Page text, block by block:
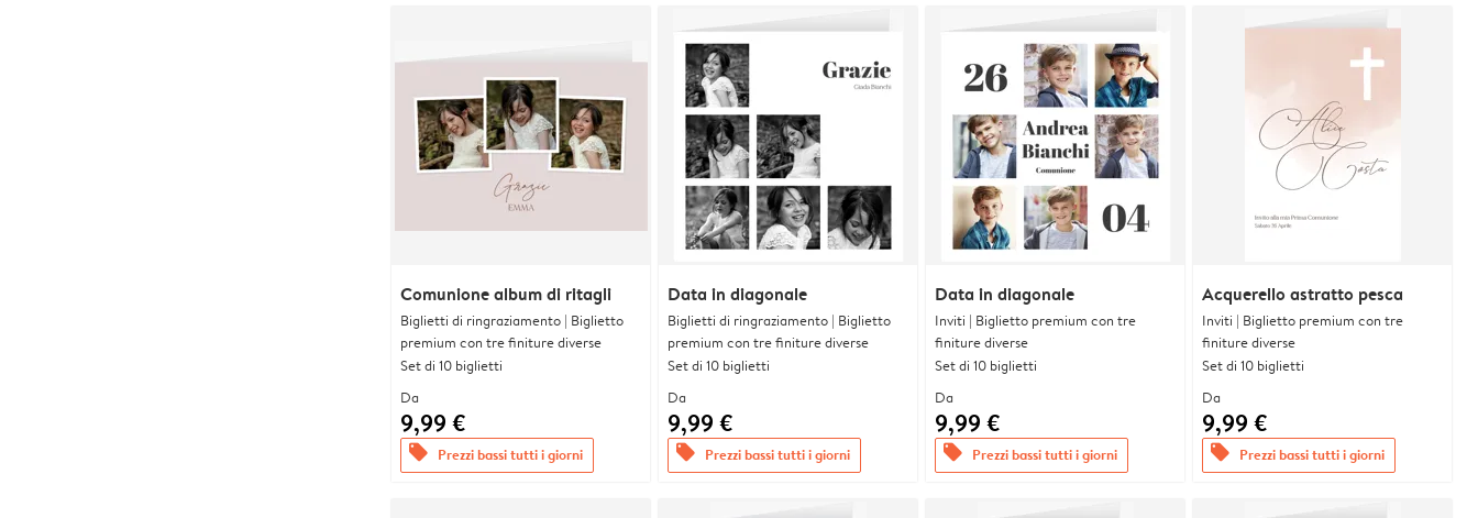
Comunione album di ritagli
Biglietti di ringraziamento | Biglietto
premium con tre finiture diverse
Set di 10 biglietti
Da
9,99 €
offers Prezzi bassi tutti i giorni
Data in diagonale
Biglietti di ringraziamento | Biglietto
premium con tre finiture diverse
Set di 10 biglietti
Da
9,99 €
offers Prezzi bassi tutti i giorni
Data in diagonale
Inviti | Biglietto premium con tre
finiture diverse
Set di 10 biglietti
Da
9,99 €
offers Prezzi bassi tutti i giorni
Acquerello astratto pesca
Inviti | Biglietto premium con tre
finiture diverse
Set di 10 biglietti
Da
9,99 €
offers Prezzi bassi tutti i giorni